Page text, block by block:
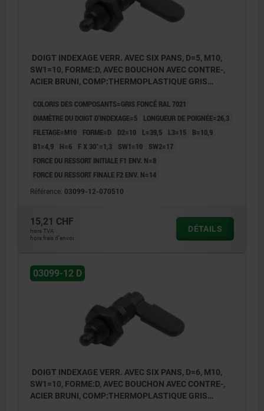
DOIGT INDEXAGE VERR. AVEC SIX PANS, D=5, M10,
SW1=10, FORME:D, AVEC BOUCHON AVEC CONTRE-,
ACIER BRUNI, COMP:THERMOPLASTIQUE GRIS
COLORIS DES COMPOSANTS=GRIS FONCÉ RAL 7021
DIAMÈTRE DU DOIGT D'INDEXAGE=5
LONGUEUR DE POIGNÉE=26,3
FILETAGE=M10
FORME=D D2=10 L=39,5 L3=15
B=10,9
B1=4,9
H=6 F X 30°=1,3 SW1=10
SW2=17
FORCE DU RESSORT INITIALE F1 ENV. N=8
FORCE DU RESSORT FINALE F2 ENV. N=14
Référence: 03099-12-070510
15,21 CHF
hors TVA
hors frais d’envoi
DÉTAILS
03099-12 D
DOIGT INDEXAGE VERR. AVEC SIX PANS, D=6, M10,
SW1=10, FORME:D, AVEC BOUCHON AVEC CONTRE-,
ACIER BRUNI, COMP:THERMOPLASTIQUE GRIS